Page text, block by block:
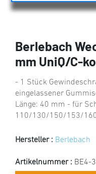
Berlebach
mm UniQ/C-
- 1 Stück
eingelassener
Länge: 40 mm - für
110/130/150/153/
Hersteller : Berlebach
Artikelnummer : BE4-